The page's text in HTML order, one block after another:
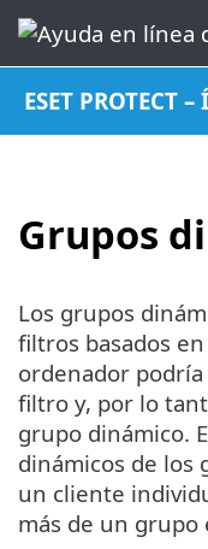
ESET PROTECT
Grupos
Los grupos
filtros basados
ordenador
filtro y, por lo
grupo dinámico.
dinámicos de los
un cliente
más de un grupo